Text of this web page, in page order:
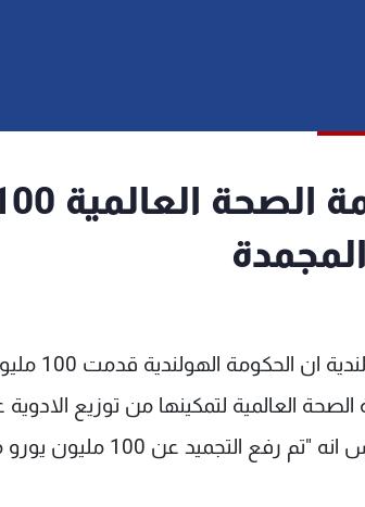
العالمية لتمكينها من توزيع
وقال المتحدث وورد بيزمير